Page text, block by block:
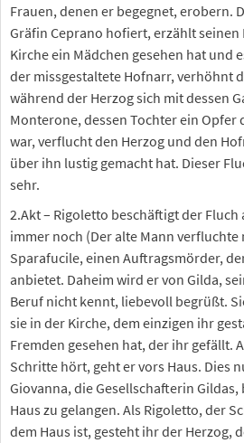
Frauen, denen er begegnet, erobern.
Gräfin Ceprano hofiert, erzählt
Kirche ein Mädchen gesehen hat und
der missgestaltete Hofnarr, verhöhnt
während der Herzog sich mit dessen
Monterone, dessen Tochter ein Opfer
war, verflucht den Herzog und den
über ihn lustig gemacht hat. Dieser
sehr.
2.Akt – Rigoletto beschäftigt der Fluch
immer noch (Der alte Mann
Sparafucile, einen Auftragsmörder,
anbietet. Daheim wird er von Gilda,
Beruf nicht kennt, liebevoll begrüßt.
sie in der Kirche, dem einzigen ihr
Fremden gesehen hat, der ihr gefällt.
Schritte hört, geht er vors Haus. Dies
Giovanna, die Gesellschafterin
Haus zu gelangen. Als Rigoletto, der
dem Haus ist, gesteht ihr der Herzog,